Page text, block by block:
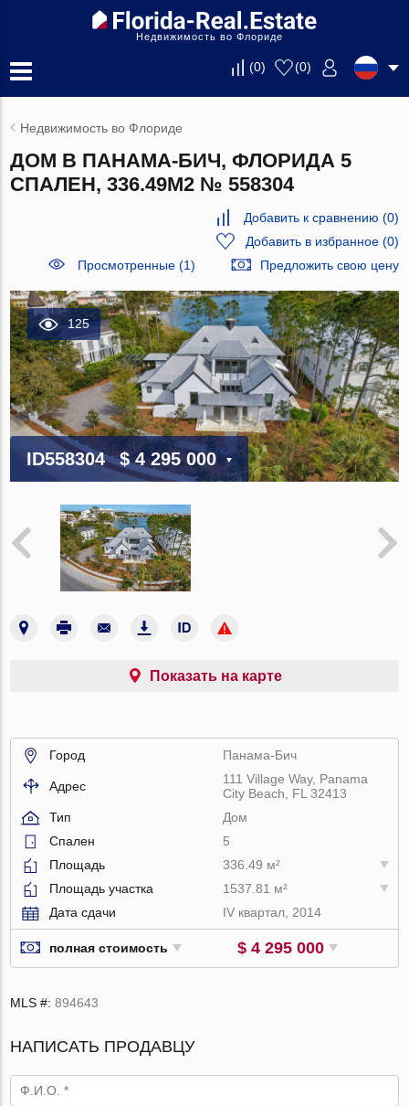
Недвижимость во Флориде
(0) (0)
Недвижимость во Флориде
ДОМ В ПАНАМА-БИЧ, ФЛОРИДА 5
СПАЛЕН, 336.49М2 № 558304
Добавить к сравнению (0)
Добавить в избранное(0)
Просмотренные (1)
Предложить свою цену
125
ID558304 $ 4 295 000
Показать на карте
Город Панама-Бич
Адрес
111 Village Way, Panama
City Beach, FL 32413
Тип
Дом
Спален
5
Площадь
336.49 м²
Площадь участка
1537.81 м²
Дата сдачи
IV квартал, 2014
полная стоимость $ 4 295 000
MLS #:894643
НАПИСАТЬ ПРОДАВЦУ